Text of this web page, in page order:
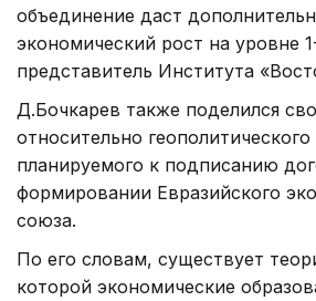
объединение даст
экономический рост на уровне
представитель Института
Д.Бочкарев также поделился
относительно геополитического
планируемого к подписанию
формировании Евразийского
союза.
По его словам, существует
которой экономические